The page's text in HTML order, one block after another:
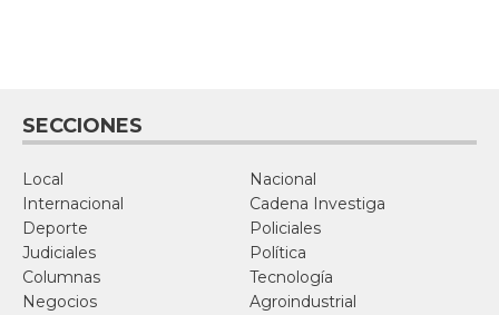
SECCIONES
Local
Nacional
Internacional
Cadena Investiga
Deporte
Policiales
Judiciales
Política
Columnas
Tecnología
Negocios
Agroindustrial